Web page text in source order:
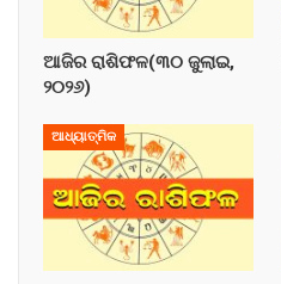
ଆଜିର ରାଶିଫଳ(୩୦ ଜୁଲାଇ,
୨୦୨୬)
ଆଧ୍ୟାତ୍ମିକ